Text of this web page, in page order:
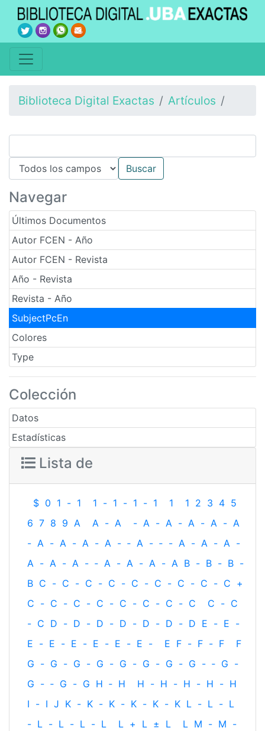
Biblioteca Digital Exactas Artículos
Navegar
Últimos Documentos
Autor FCEN - Año
Autor FCEN - Revista
Año - Revista
Revista - Año
SubjectPcEn
Colores
Type
Colección
Datos
Estadísticas
Lista de
$ 0 1 - 1 1 - 1 - 1 - 1 1 1 2 3 4 5
6 7 8 9 A A - A - A - A - A - A - A
- A - A - A - A - ‐ A - ‐ - A - A - A -
A - A - A - ‐ A - A - A - A B - B - B -
B C - C - C - C - C - C - C - C - C +
C - C - C - C - C - C - C - C C - C
- C D - D - D - D - D - D - D E - E -
E - E - E - E - E - E - E F - F - F
F
G - G - G - G - G - G - G - G - ‐ G -
G - ‐ G - G H ‐ H H - H - H - H - H
I - I J K - K - K - K - K - K L - L - L
- L - L - L - L L + L ± L L M - M -